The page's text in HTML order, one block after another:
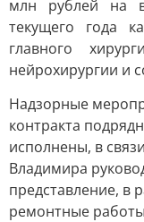
млн рублей на
текущего года
главного
нейрохирургии и
Надзорные
контракта
исполнены, в
Владимира
представление, в
ремонтные